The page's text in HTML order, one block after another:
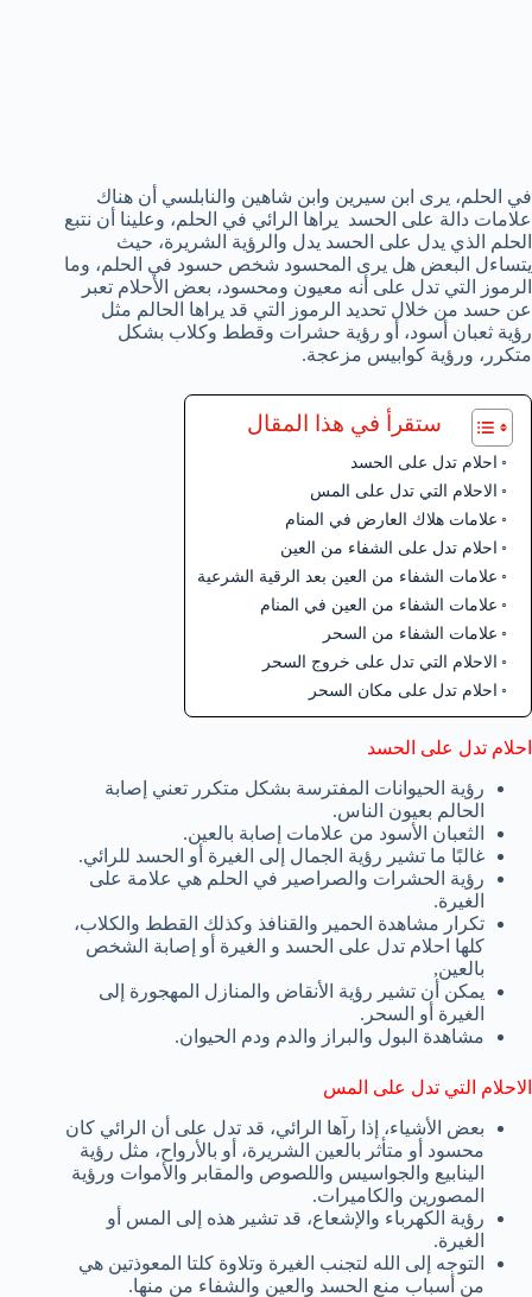
في الحلم، يرى ابن سيرين وابن شاهين والنابلسي أن هناك
علامات دالة على الحسد يراها الرائي في الحلم، وعلينا أن نتبع
الحلم الذي يدل على الحسد يدل والرؤية الشريرة، حيث
يتساءل البعض هل يرى المحسود شخص حسود في الحلم، وما
الرموز التي تدل على أنه معيون ومحسود، بعض الأحلام تعبر
عن حسد من خلال تحديد الرموز التي قد يراها الحالم مثل
رؤية ثعبان أسود، أو رؤية حشرات وقطط وكلاب بشكل
متكرر، ورؤية كوابيس مزعجة.
ستقرأ في هذا المقال
احلام تدل على الحسد
الاحلام التي تدل على المس
علامات هلاك العارض في المنام
احلام تدل على الشفاء من العين
علامات الشفاء من العين بعد الرقية الشرعية
علامات الشفاء من العين في المنام
علامات الشفاء من السحر
الاحلام التي تدل على خروج السحر
احلام تدل على مكان السحر
احلام تدل على الحسد
رؤية الحيوانات المفترسة بشكل متكرر تعني إصابة
الحالم بعيون الناس.
الثعبان الأسود من علامات إصابة بالعين.
غالبًا ما تشير رؤية الجمال إلى الغيرة أو الحسد للرائي.
رؤية الحشرات والصراصير في الحلم هي علامة على
الغيرة.
تكرار مشاهدة الحمير والقنافذ وكذلك القطط والكلاب،
كلها احلام تدل على الحسد و الغيرة أو إصابة الشخص
بالعين,
يمكن أن تشير رؤية الأنقاض والمنازل المهجورة إلى
الغيرة أو السحر.
مشاهدة البول والبراز والدم ودم الحيوان.
الاحلام التي تدل على المس
بعض الأشياء، إذا رآها الرائي، قد تدل على أن الرائي كان
محسود أو متأثر بالعين الشريرة، أو بالأرواح، مثل رؤية
الينابيع والجواسيس واللصوص والمقابر والأموات ورؤية
المصورين والكاميرات.
رؤية الكهرباء والإشعاع، قد تشير هذه إلى المس أو
الغيرة.
التوجه إلى الله لتجنب الغيرة وتلاوة كلتا المعوذتين هي
من أسباب منع الحسد والعين والشفاء من منها.